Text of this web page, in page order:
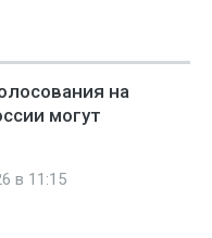
на
могут
в 11:15